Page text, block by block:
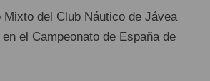
Mixto del Club Náutico de Jávea
el Campeonato de España de